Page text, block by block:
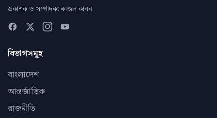
প্রকাশক ও সম্পাদক: কাজল কানন
বিভাগসমূহ
বাংলাদেশ
আন্তর্জাতিক
রাজনীতি